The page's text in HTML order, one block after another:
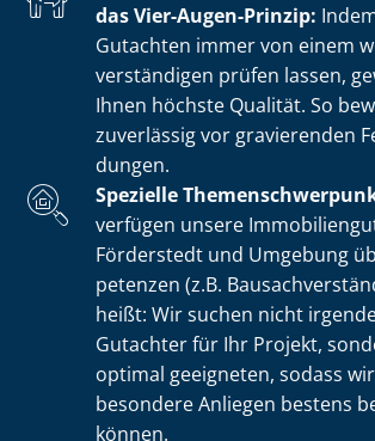
das Vier-Augen-Prinzip:
Gutachten immer von einem
ver­stän­di­gen prüfen lassen,
Ihnen höchste Qualität. So
zuverlässig vor gravierenden
dun­gen.
Spezielle
verfügen unsere
Förderstedt und Umgebung
pe­ten­zen (z.B.
heißt: Wir suchen nicht
Gutachter für Ihr Projekt,
optimal geeigneten, sodass
besondere Anliegen bestens
können.